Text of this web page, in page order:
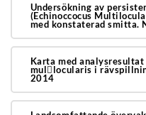
Undersökning av
(Echinoccocus
med konstaterad smitta.
Karta med analysresultat
mul􀀔locularis i
2014